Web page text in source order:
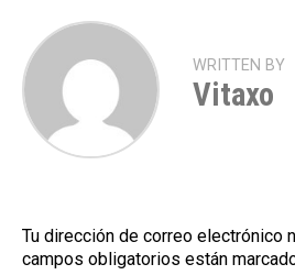
WRITTEN BY
Vitaxo
Tu dirección de correo electrónico
campos obligatorios están